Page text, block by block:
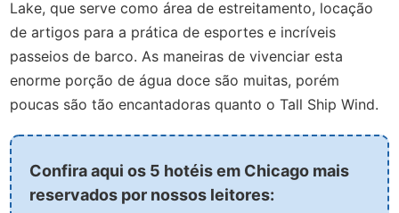
Lake, que serve como área de estreitamento, locação
de artigos para a prática de esportes e incríveis
passeios de barco. As maneiras de vivenciar esta
enorme porção de água doce são muitas, porém
poucas são tão encantadoras quanto o Tall Ship Wind.
Confira aqui os 5 hotéis em Chicago mais
reservados por nossos leitores: